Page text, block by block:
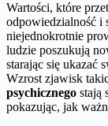
Wartości, które
odpowiedzialność i
niejednokrotnie
ludzie poszukują
starając się ukazać
Wzrost zjawisk
psychicznego stają
pokazując, jak